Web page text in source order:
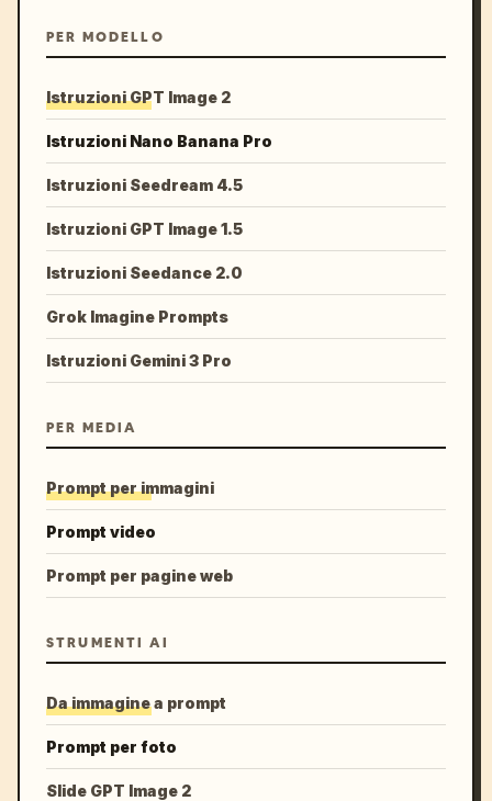
PER MODELLO
Istruzioni GPT Image 2
Istruzioni Nano Banana Pro
Istruzioni Seedream 4.5
Istruzioni GPT Image 1.5
Istruzioni Seedance 2.0
Grok Imagine Prompts
Istruzioni Gemini 3 Pro
PER MEDIA
Prompt per immagini
Prompt video
Prompt per pagine web
STRUMENTI AI
Da immagine a prompt
Prompt per foto
Slide GPT Image 2